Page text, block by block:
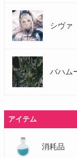
シヴァ
バハム
アイテム
消耗品